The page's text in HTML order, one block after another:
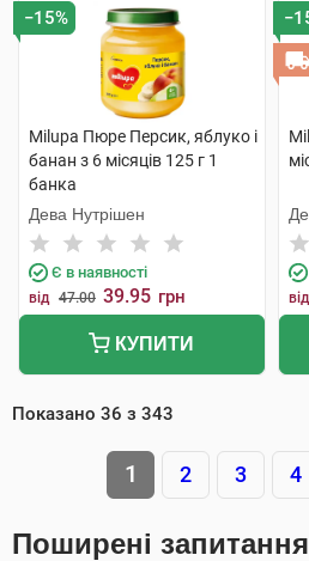
−15%
Milupa Пюре Персик, яблуко і
банан з 6 місяців 125 г 1
банка
Дева Нутрішен
Є в наявності
від 47.00 39.95 грн
КУПИТИ
від
Показано 36 з 343
1 2 3 4
Поширені запитання